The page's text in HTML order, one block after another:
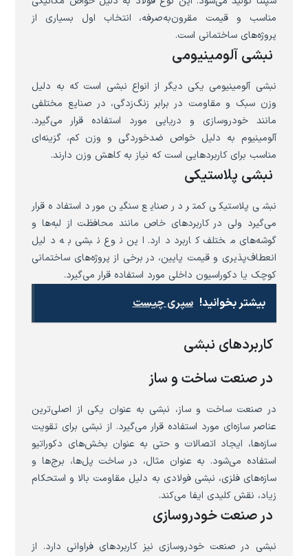
مناسب و قیمت مقرون‌به‌صرفه، انتخاب اول بسیاری از
پروژه‌های ساختمانی است.
نبشی آلومینیومی
نبشی آلومینیومی یکی دیگر از انواع نبشی است که به دلیل
وزن سبک و مقاومت در برابر زنگ‌زدگی، در صنایع مختلفی
مانند خودروسازی و دریایی مورد استفاده قرار می‌گیرد.
آلومینیوم به دلیل خواص ضدخوردگی و وزن کم، گزینه‌ای
مناسب برای کاربردهایی است که نیاز به کاهش وزن دارند.
نبشی پلاستیکی
نبشی پلاستیکی کمتر در صنایع سنگین مورد استفاده قرار
می‌گیرد ولی در کاربردهای خاص مانند محافظت از لبه‌ها و
گوشه‌های مختلف کاربرد دارد. این نوع نبشی به دلیل
انعطاف‌پذیری و قیمت پایین، در برخی از پروژه‌های ساختمانی
کوچک یا دکوراسیون داخلی مورد استفاده قرار می‌گیرد.
بیشتر بخوانید! سپری چیست
کاربردهای نبشی
در صنعت ساخت و ساز
در صنعت ساخت و ساز، نبشی به عنوان یکی از اصلی‌ترین
عناصر سازه‌ای مورد استفاده قرار می‌گیرد. از نبشی برای تقویت
سازه‌ها، ایجاد اتصالات و حتی به عنوان بخش‌های دکوراتیو
استفاده می‌شود. به عنوان مثال، در ساخت پل‌ها، برج‌ها و
سازه‌های فلزی، نبشی فولادی به دلیل مقاومت بالا و استحکام
زیاد، نقش کلیدی ایفا می‌کند.
در صنعت خودروسازی
نبشی در صنعت خودروسازی نیز کاربردهای فراوانی دارد. از